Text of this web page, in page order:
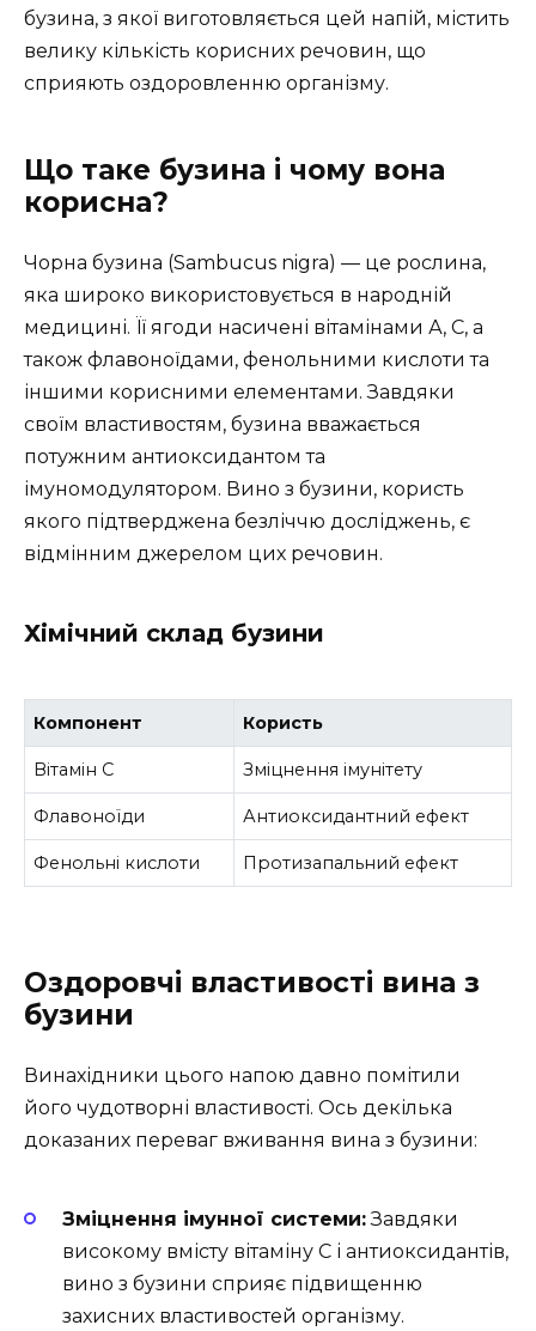
бузина, з якої виготовляється цей напій, містить
велику кількість корисних речовин, що
сприяють оздоровленню організму.
Що таке бузина і чому вона
корисна?
Чорна бузина (Sambucus nigra) — це рослина,
яка широко використовується в народній
медицині. Її ягоди насичені вітамінами А, С, а
також флавоноїдами, фенольними кислоти та
іншими корисними елементами. Завдяки
своїм властивостям, бузина вважається
потужним антиоксидантом та
імуномодулятором. Вино з бузини, користь
якого підтверджена безліччю досліджень, є
відмінним джерелом цих речовин.
Хімічний склад бузини
Компонент Користь
Вітамін С Зміцнення імунітету
Флавоноїди Антиоксидантний ефект
Фенольні кислоти Протизапальний ефект
Оздоровчі властивості вина з
бузини
Винахідники цього напою давно помітили
його чудотворні властивості. Ось декілька
доказаних переваг вживання вина з бузини:
Зміцнення імунної системи:Завдяки
високому вмісту вітаміну С і антиоксидантів,
вино з бузини сприяє підвищенню
захисних властивостей організму.